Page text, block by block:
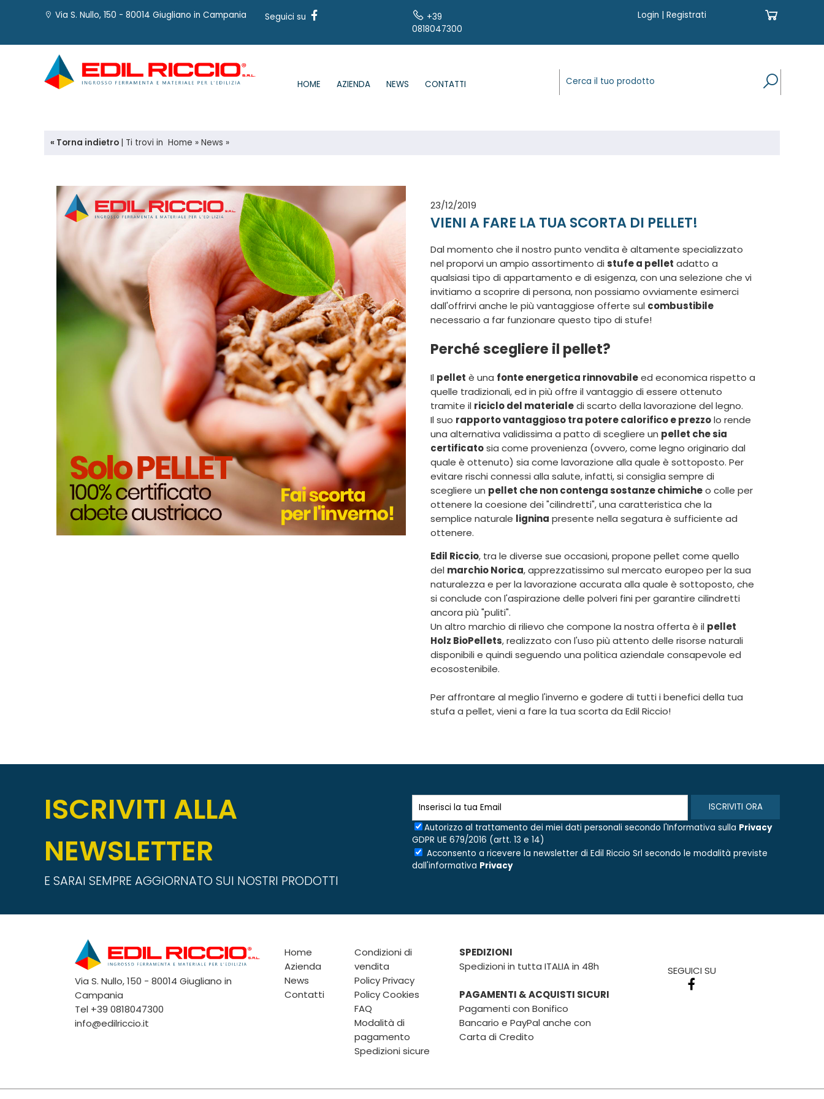
Via S. Nullo, 150 - 80014 Giugliano in Campania Seguici su
+39
0818047300
Login | Registrati
HOME AZIENDA NEWS CONTATTI
« Torna indietro | Ti trovi in Home » News »
23/12/2019
VIENI A FARE LA TUA SCORTA DI PELLET!
Dal momento che il nostro punto vendita è altamente specializzato
nel proporvi un ampio assortimento di stufe a pellet adatto a
qualsiasi tipo di appartamento e di esigenza, con una selezione che vi
invitiamo a scoprire di persona, non possiamo ovviamente esimerci
dall'offrirvi anche le più vantaggiose offerte sul combustibile
necessario a far funzionare questo tipo di stufe!
Perché scegliere il pellet?
Il pellet è una fonte energetica rinnovabileed economica rispetto a
quelle tradizionali, ed in più offre il vantaggio di essere ottenuto
tramite il riciclo del materialedi scarto della lavorazione del legno.
Il suo rapporto vantaggioso tra potere calorifico e prezzolo rende
una alternativa validissima a patto di scegliere un pellet che sia
certificatosia come provenienza (ovvero, come legno originario dal
quale è ottenuto) sia come lavorazione alla quale è sottoposto. Per
evitare rischi connessi alla salute, infatti, si consiglia sempre di
scegliere un pellet che non contenga sostanze chimicheo colle per
ottenere la coesione dei "cilindretti", una caratteristica che la
semplice naturale lignina presente nella segatura è sufficiente ad
ottenere.
Edil Riccio, tra le diverse sue occasioni, propone pellet come quello
del marchio Norica, apprezzatissimo sul mercato europeo per la sua
naturalezza e per la lavorazione accurata alla quale è sottoposto, che
si conclude con l'aspirazione delle polveri fini per garantire cilindretti
ancora più "puliti".
Un altro marchio di rilievo che compone la nostra offerta è il pellet
Holz BioPellets, realizzato con l'uso più attento delle risorse naturali
disponibili e quindi seguendo una politica aziendale consapevole ed
ecosostenibile.
Per affrontare al meglio l'inverno e godere di tutti i benefici della tua
stufa a pellet, vieni a fare la tua scorta da Edil Riccio!
ISCRIVITI ALLA
NEWSLETTER
E SARAI SEMPRE AGGIORNATO SUI NOSTRI PRODOTTI
Autorizzo al trattamento dei miei dati personali secondo l'Informativa sulla Privacy
GDPR UE 679/2016 (artt. 13 e 14)
Acconsento a ricevere la newsletter di Edil Riccio Srl secondo le modalità previste
dall'informativa Privacy
Via S. Nullo, 150 - 80014 Giugliano in
Campania
Tel +39 0818047300
info@edilriccio.it
Home
Azienda
News
Contatti
Condizioni di
vendita
Policy Privacy
Policy Cookies
FAQ
Modalità di
pagamento
Spedizioni sicure
SPEDIZIONI
Spedizioni in tutta ITALIA in 48h
PAGAMENTI & ACQUISTI SICURI
Pagamenti con Bonifico
Bancario e PayPal anche con
Carta di Credito
SEGUICI SU